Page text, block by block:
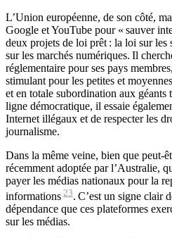
L’Union européenne, de son côté,
Google et YouTube pour « sauver
deux projets de loi prêt : la loi sur les
sur les marchés numériques. Il
réglementaire pour ses pays
stimulant pour les petites et
et en totale subordination aux géants
ligne démocratique, il essaie
Internet illégaux et de respecter les
journalisme.
Dans la même veine, bien que peut-
récemment adoptée par l’Australie,
payer les médias nationaux pour la
informations 23. C’est un signe clair
dépendance que ces plateformes
sur les médias.